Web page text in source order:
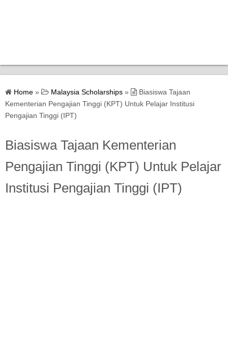
Home
Bantuan Kerajaan
Home » Malaysia Scholarships »
Biasiswa Tajaan
Kementerian Pengajian Tinggi (KPT) Untuk Pelajar Institusi
Pengajian Tinggi (IPT)
Biasiswa Tajaan Kementerian
Pengajian Tinggi (KPT) Untuk Pelajar
Institusi Pengajian Tinggi (IPT)